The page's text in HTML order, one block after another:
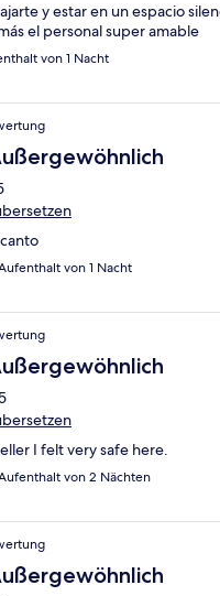
y estar en un espacio
el personal super amable
von 1 Nacht
von 1 Nacht
I felt very safe here.
von 2 Nächten